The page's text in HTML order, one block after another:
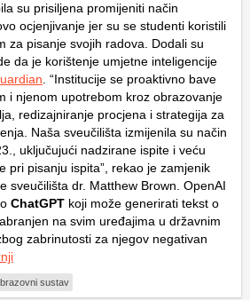
su prisiljena promijeniti način
ocjenjivanje jer su se studenti koristili
za pisanje svojih radova. Dodali su
da je korištenje umjetne inteligencije
. “Institucije se proaktivno bave
i njenom upotrebom kroz obrazovanje
redizajniranje procjena i strategija za
Naša sveučilišta izmijenila su način
uključujući nadzirane ispite i veću
pri pisanju ispita”, rekao je zamjenik
sveučilišta dr. Matthew Brown. OpenAI
ChatGPT koji može generirati tekst o
na svim uređajima u državnim
zabrinutosti za njegov negativan
sustav